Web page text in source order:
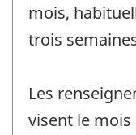
mois,
trois
Les
visent le